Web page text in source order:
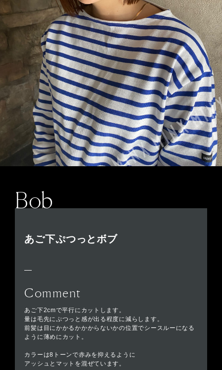
Bob
あご下ぷつっとボブ
Comment
あご下2cmで平行にカットします。
量は毛先にぷつっと感が出る程度に減らします。
前髪は目にかかるかかからないかの位置でシースルーになる
ように薄めにカット。
カラーは8トーンで赤みを抑えるように
アッシュとマットを混ぜています。